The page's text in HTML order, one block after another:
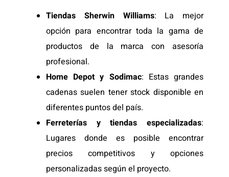
Tiendas Sherwin Williams: La mejor
opción para encontrar toda la gama de
productos de la marca con asesoría
profesional.
Home Depot y Sodimac: Estas grandes
cadenas suelen tener stock disponible en
diferentes puntos del país.
Ferreterías y tiendas especializadas:
Lugares donde es posible encontrar
precios competitivos y opciones
personalizadas según el proyecto.